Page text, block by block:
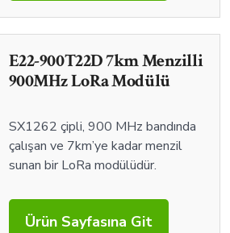
E22-900T22D 7km Menzilli
900MHz LoRa Modülü
SX1262 çipli, 900 MHz bandında
çalışan ve 7km’ye kadar menzil
sunan bir LoRa modülüdür.
Ürün Sayfasına Git